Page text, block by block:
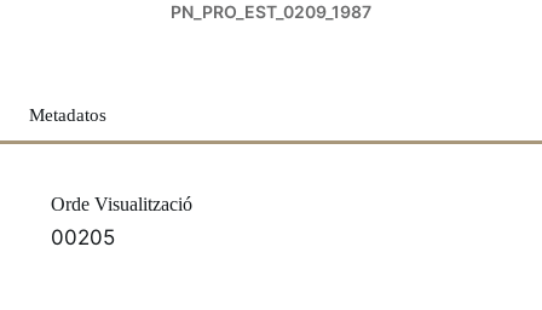
PN_PRO_EST_0209_1987
Metadatos
Orde Visualització
00205